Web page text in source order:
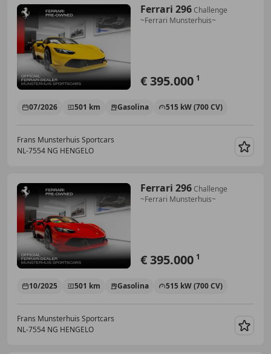
Ferrari 296Challenge
~Ferrari Munsterhuis~
€ 395.000 1
07/2026 501 km Gasolina 515 kW (700 CV)
Frans Munsterhuis Sportcars
NL-7554 NG HENGELO
Ferrari 296Challenge
~Ferrari Munsterhuis~
€ 395.000 1
10/2025 501 km Gasolina 515 kW (700 CV)
Frans Munsterhuis Sportcars
NL-7554 NG HENGELO